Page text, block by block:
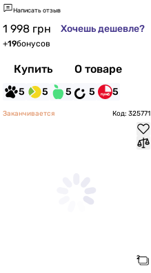
Написать отзыв
1 998 грн Хочешь дешевле?
+19бонусов
Купить О товаре
5 5 5 5 5
Заканчивается Код: 325771